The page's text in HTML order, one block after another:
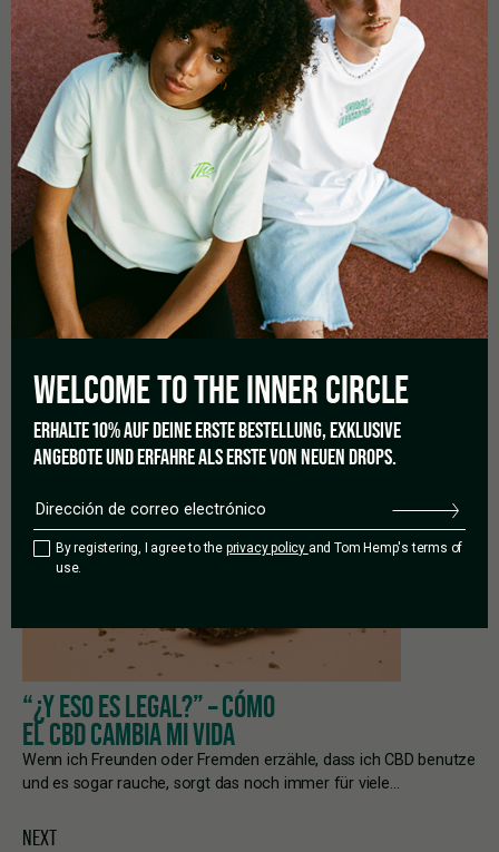
este cultivo.
Si la UE vuelve a prohibir el CBD de origen natural, no sólo
significará el colapso de un sector económico, sino el fin de
toda una industria que actualmente florece mejor que nunca.
La decisión de la UE se espera para principios de diciembre.
Hasta entonces, tendremos que esperar para saber si el CBD
se clasificará realmente como estupefaciente y si la
prohibición del CBD en la UE es inminente.
Photo: IRA_EVVA / Shutterstock
Posted in
Tagged
cbdlegal, legalizacióndelcannabisenalemania
PREVIOUS
“¿Y ESO ES LEGAL?” – CÓMO
EL CBD CAMBIA MI VIDA
Wenn ich Freunden oder Fremden erzähle, dass ich CBD benutze
und es sogar rauche, sorgt das noch immer für viele…
NEXT
WELCOME TO THEINNER CIRCLE
ERHALTE 10% AUF DEINE ERSTE BESTELLUNG, EXKLUSIVE
ANGEBOTE UND ERFAHRE ALS ERSTE VON NEUEN DROPS.
By registering, I agree to the privacy policy and Tom Hemp's terms of
use.